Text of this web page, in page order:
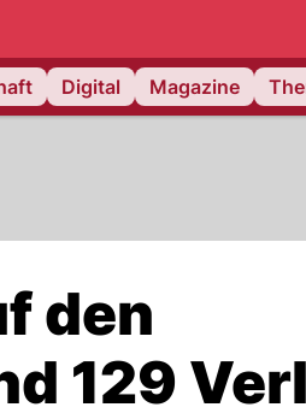
Digital Magazine
den
129